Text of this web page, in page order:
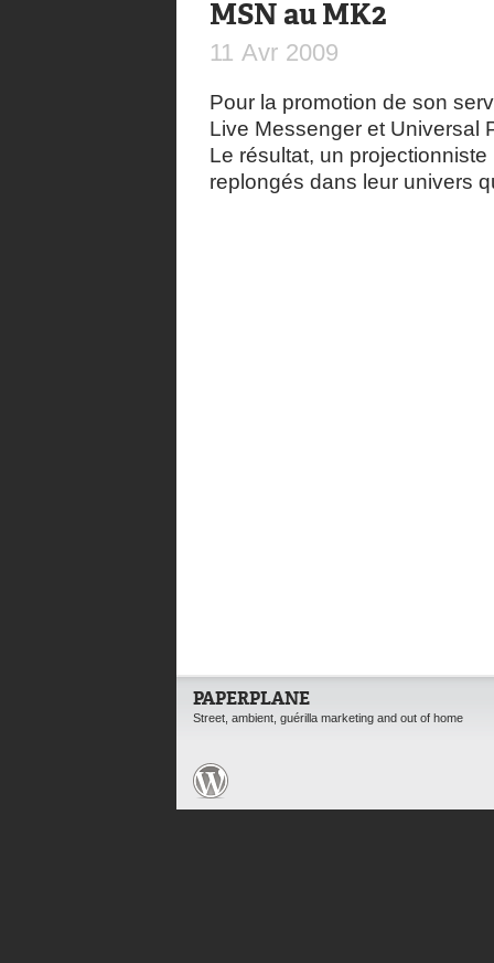
MSN au MK2
11 Avr 2009
Pour la promotion de son
Live Messenger et Universal
Le résultat, un
replongés dans leur univers
PAPERPLANE
Street, ambient, guérilla marketing and out of home